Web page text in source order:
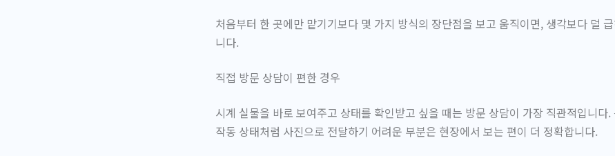
처음부터 한 곳에만 맡기기보다 몇 가지 방식의 장단점을 보고 움직이면, 생각보다 덜
니다.
직접 방문 상담이 편한 경우
시계 실물을 바로 보여주고 상태를 확인받고 싶을 때는 방문 상담이 가장 직관적입니다
작동 상태처럼 사진으로 전달하기 어려운 부분은 현장에서 보는 편이 더 정확합니다.